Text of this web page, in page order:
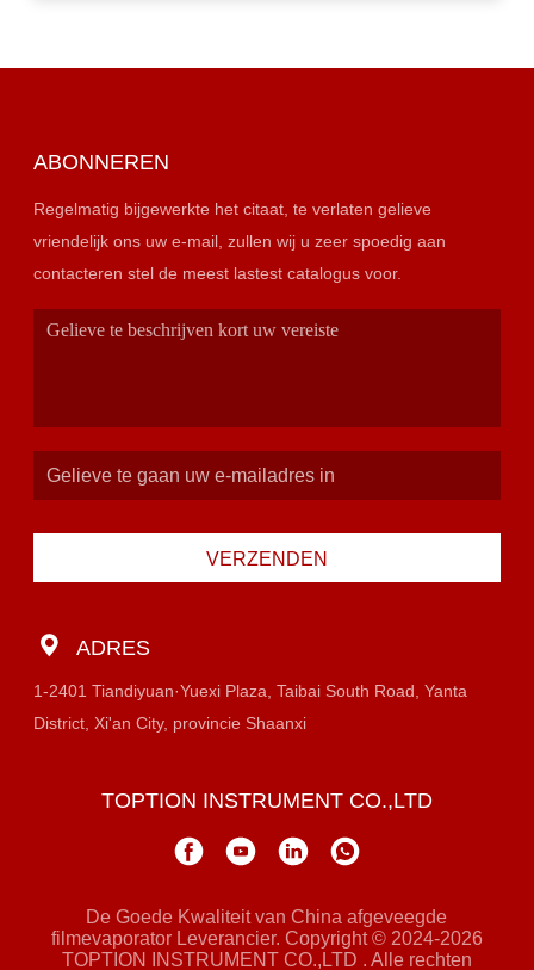
ABONNEREN
Regelmatig bijgewerkte het citaat, te verlaten gelieve
vriendelijk ons uw e-mail, zullen wij u zeer spoedig aan
contacteren stel de meest lastest catalogus voor.
VERZENDEN
ADRES
1-2401 Tiandiyuan·Yuexi Plaza, Taibai South Road, Yanta
District, Xi'an City, provincie Shaanxi
TOPTION INSTRUMENT CO.,LTD
De Goede Kwaliteit van China afgeveegde
filmevaporator Leverancier. Copyright © 2024-2026
TOPTION INSTRUMENT CO.,LTD . Alle rechten